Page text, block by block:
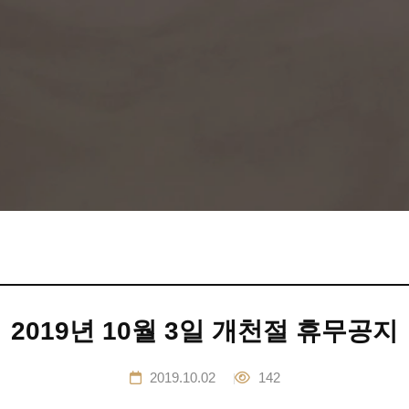
2019년 10월 3일 개천절 휴무공지
2019.10.02 142